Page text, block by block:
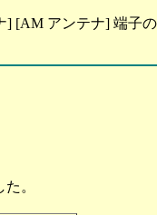
[AM アンテナ] 端子
。